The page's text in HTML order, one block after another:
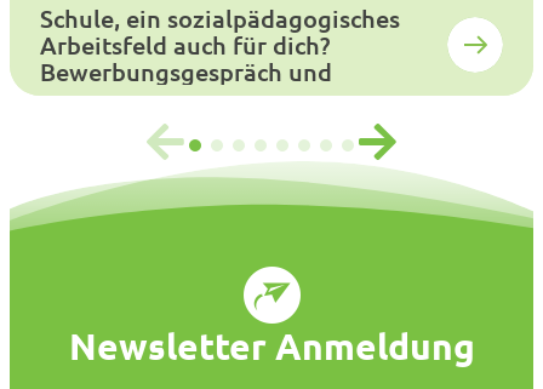
Schule, ein sozialpädagogisches
Arbeitsfeld auch für dich?
Bewerbungsgespräch und
Auswahlverfahren
Newsletter Anmeldung